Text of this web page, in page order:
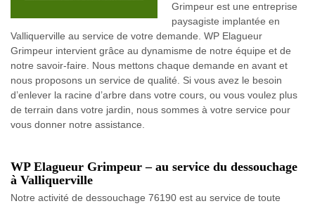
Grimpeur est une entreprise
paysagiste implantée en
Valliquerville au service de votre demande. WP Elagueur
Grimpeur intervient grâce au dynamisme de notre équipe et de
notre savoir-faire. Nous mettons chaque demande en avant et
nous proposons un service de qualité. Si vous avez le besoin
d’enlever la racine d’arbre dans votre cours, ou vous voulez plus
de terrain dans votre jardin, nous sommes à votre service pour
vous donner notre assistance.
WP Elagueur Grimpeur – au service du dessouchage
à Valliquerville
Notre activité de dessouchage 76190 est au service de toute